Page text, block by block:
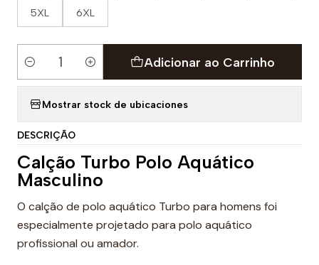
5XL 6XL
Quantidade
Adicionar ao Carrinho
Mostrar stock de ubicaciones
DESCRIÇÃO
Calção Turbo Polo Aquático
Masculino
O calção de polo aquático Turbo para homens foi
especialmente projetado para polo aquático
profissional ou amador.